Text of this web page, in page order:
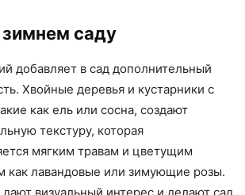
зимнем саду
добавляет в сад дополнительный
Хвойные деревья и кустарники с
как ель или сосна, создают
текстуру, которая
мягким травам и цветущим
как лавандовые или зимующие розы.